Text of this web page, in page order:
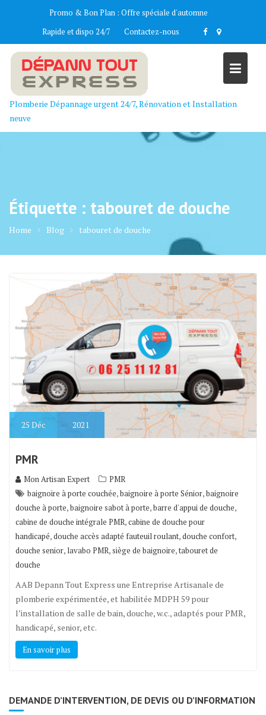
Promo & Bon Plan : Offre spéciale d'automne
Rapide et dispo 24/7
Contactez-nous
Plomberie Dépannage urgent 24/7, Rénovation et Installation
neuve
Étiquette : tabouret de douche
Home Blog tabouret de douche
25 Déc 2021
PMR
Mon Artisan Expert
PMR
baignoire à porte couchée,baignoire à porte Sénior,baignoire
douche à porte,baignoire sabot à porte,barre d'appui de douche,
cabine de douche intégrale PMR,cabine de douche pour
handicapé,douche accès adapté fauteuil roulant,douche confort,
douche senior, lavabo PMR,siège de baignoire,tabouret de
douche
AAB Depann Tout Express une Entreprise Artisanale de
plomberie expérimentée, et habilitée MDPH 59 pour
l’installation de salle de bain, douche, w.c., adaptés pour PMR,
handicapé, senior, etc.
En savoir plus
DEMANDE D’INTERVENTION, DE DEVIS OU D’INFORMATION